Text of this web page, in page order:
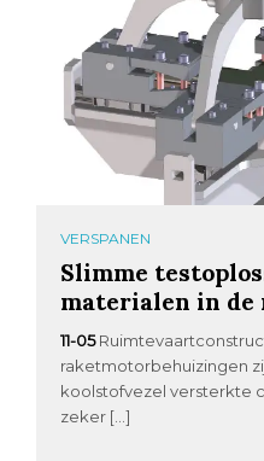
VERSPANEN
Slimme
materialen in
11-05
raketmotorbehuizingen
koolstofvezel versterkte
zeker […]